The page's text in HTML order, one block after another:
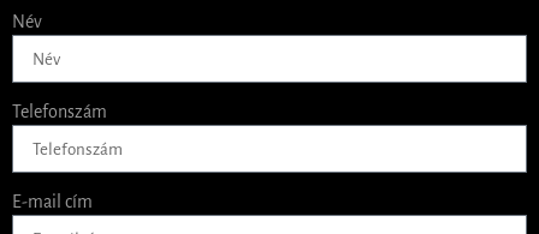
Név
Telefonszám
E-mail cím